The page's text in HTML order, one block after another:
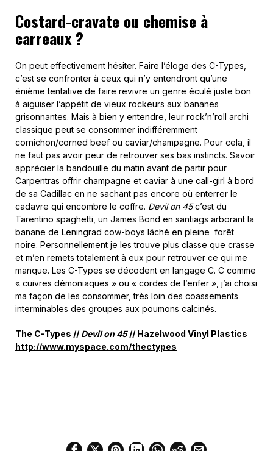
Costard-cravate ou chemise à
carreaux ?
On peut effectivement hésiter. Faire l’éloge des C-Types,
c’est se confronter à ceux qui n’y entendront qu’une
énième tentative de faire revivre un genre éculé juste bon
à aiguiser l’appétit de vieux rockeurs aux bananes
grisonnantes. Mais à bien y entendre, leur rock’n’roll archi
classique peut se consommer indifféremment
cornichon/corned beef ou caviar/champagne. Pour cela, il
ne faut pas avoir peur de retrouver ses bas instincts. Savoir
apprécier la bandouille du matin avant de partir pour
Carpentras offrir champagne et caviar à une call-girl à bord
de sa Cadillac en ne sachant pas encore où enterrer le
cadavre qui encombre le coffre. Devil on 45c’est du
Tarentino spaghetti, un James Bond en santiags arborant la
banane de Leningrad cow-boys lâché en pleine forêt
noire. Personnellement je les trouve plus classe que crasse
et m’en remets totalement à eux pour retrouver ce qui me
manque. Les C-Types se décodent en langage C. C comme
« cuivres démoniaques » ou « cordes de l’enfer », j’ai choisi
ma façon de les consommer, très loin des coassements
interminables des groupes aux poumons calcinés.
The C-Types // Devil on 45// Hazelwood Vinyl Plastics
http://www.myspace.com/thectypes